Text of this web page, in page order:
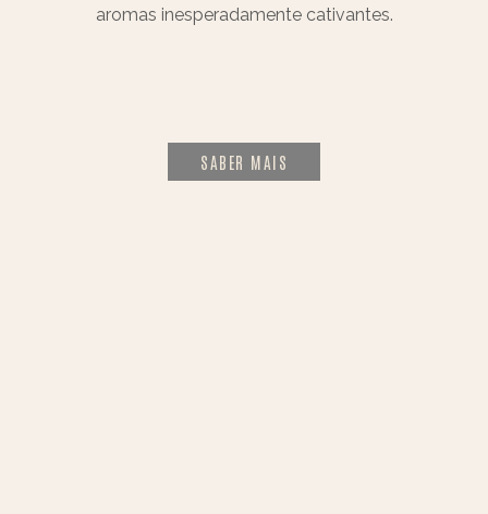
aromas inesperadamente cativantes.
SABER MAIS